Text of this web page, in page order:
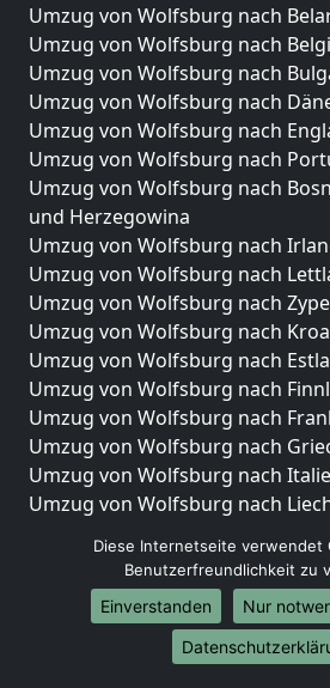
Umzug von Wolfsburg nach
Umzug von Wolfsburg nach
Umzug von Wolfsburg nach
Umzug von Wolfsburg nach
Umzug von Wolfsburg nach
Umzug von Wolfsburg nach
Umzug von Wolfsburg nach
und Herzegowina
Umzug von Wolfsburg nach
Umzug von Wolfsburg nach
Umzug von Wolfsburg nach
Umzug von Wolfsburg nach
Umzug von Wolfsburg nach
Umzug von Wolfsburg nach
Umzug von Wolfsburg nach
Umzug von Wolfsburg nach
Umzug von Wolfsburg nach
Umzug von Wolfsburg nach
Umzug von Wolfsburg nach
Umzug von Wolfsburg nach
Umzüge-Deutschlandweit
Diese Internetseite verwendet
Benutzerfreundlichkeit zu
Einverstanden
Nur